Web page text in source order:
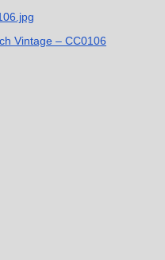
Vintage – CC0106